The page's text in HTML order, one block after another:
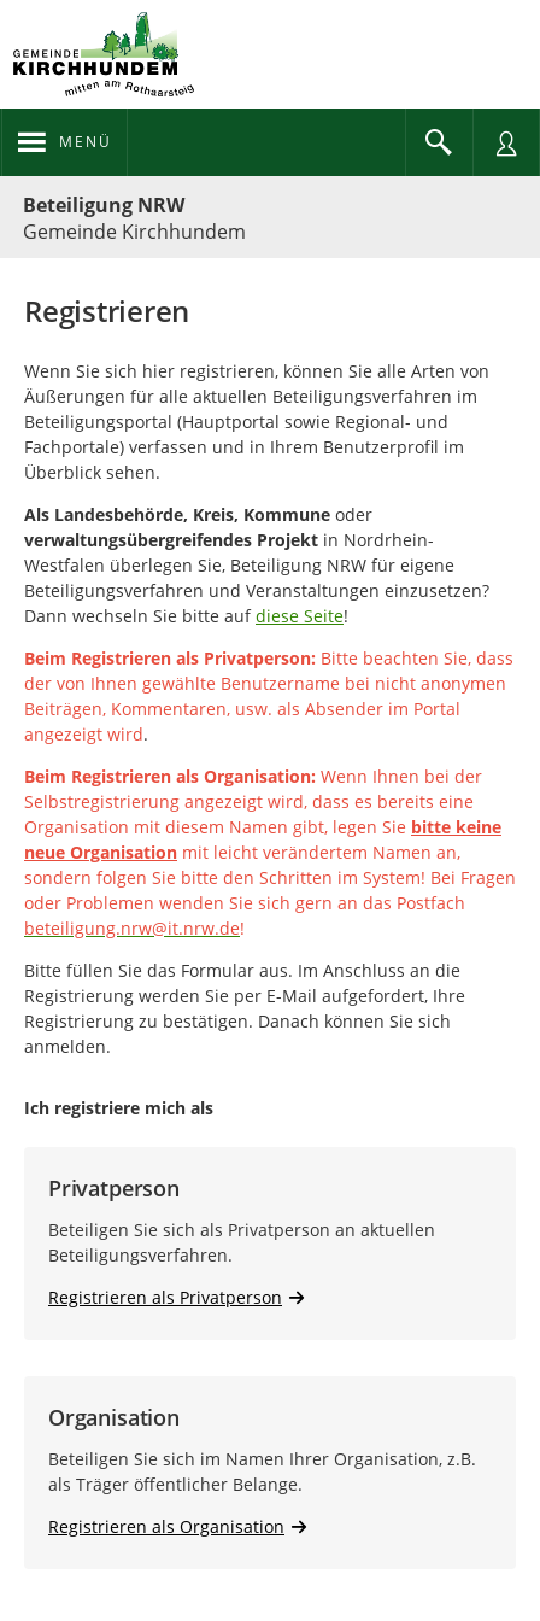
MENÜ
Beteiligung NRW
Gemeinde Kirchhundem
Registrieren
Wenn Sie sich hier registrieren, können Sie alle Arten von
Äußerungen für alle aktuellen Beteiligungsverfahren im
Beteiligungsportal (Hauptportal sowie Regional- und
Fachportale) verfassen und in Ihrem Benutzerprofil im
Überblick sehen.
Als Landesbehörde, Kreis, Kommune oder
verwaltungsübergreifendes Projekt in Nordrhein-
Westfalen überlegen Sie, Beteiligung NRW für eigene
Beteiligungsverfahren und Veranstaltungen einzusetzen?
Dann wechseln Sie bitte aufdiese Seite!
Beim Registrieren als Privatperson: Bitte beachten Sie, dass
der von Ihnen gewählte Benutzername bei nicht anonymen
Beiträgen, Kommentaren, usw. als Absender im Portal
angezeigt wird.
Beim Registrieren als Organisation: Wenn Ihnen bei der
Selbstregistrierung angezeigt wird, dass es bereits eine
Organisation mit diesem Namen gibt, legen Sie bitte keine
neue Organisation mit leicht verändertem Namen an,
sondern folgen Sie bitte den Schritten im System! Bei Fragen
oder Problemen wenden Sie sich gern an das Postfach
beteiligung.nrw@it.nrw.de!
Bitte füllen Sie das Formular aus. Im Anschluss an die
Registrierung werden Sie per E-Mail aufgefordert, Ihre
Registrierung zu bestätigen. Danach können Sie sich
anmelden.
Ich registriere mich als
Privatperson
Beteiligen Sie sich als Privatperson an aktuellen
Beteiligungsverfahren.
Registrieren als Privatperson
Organisation
Beteiligen Sie sich im Namen Ihrer Organisation, z.B.
als Träger öffentlicher Belange.
Registrieren als Organisation